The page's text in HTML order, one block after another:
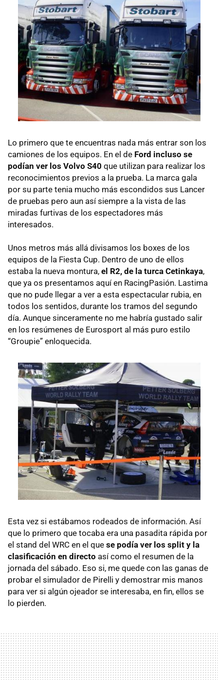
Lo primero que te encuentras nada más entrar son los
camiones de los equipos. En el de Ford incluso se
podían ver los Volvo S40 que utilizan para realizar los
reconocimientos previos a la prueba. La marca gala
por su parte tenia mucho más escondidos sus Lancer
de pruebas pero aun así siempre a la vista de las
miradas furtivas de los espectadores más
interesados.
Unos metros más allá divisamos los boxes de los
equipos de la Fiesta Cup. Dentro de uno de ellos
estaba la nueva montura, el R2, de la turca Cetinkaya,
que ya os presentamos aquí en RacingPasión. Lastima
que no pude llegar a ver a esta espectacular rubia, en
todos los sentidos, durante los tramos del segundo
día. Aunque sinceramente no me habría gustado salir
en los resúmenes de Eurosport al más puro estilo
“Groupie” enloquecida.
Esta vez si estábamos rodeados de información. Así
que lo primero que tocaba era una pasadita rápida por
el stand del WRC en el que se podía ver los split y la
clasificación en directo así como el resumen de la
jornada del sábado. Eso si, me quede con las ganas de
probar el simulador de Pirelli y demostrar mis manos
para ver si algún ojeador se interesaba, en fin, ellos se
lo pierden.